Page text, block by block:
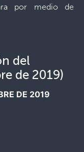
por medio de
del
de 2019)
DE 2019